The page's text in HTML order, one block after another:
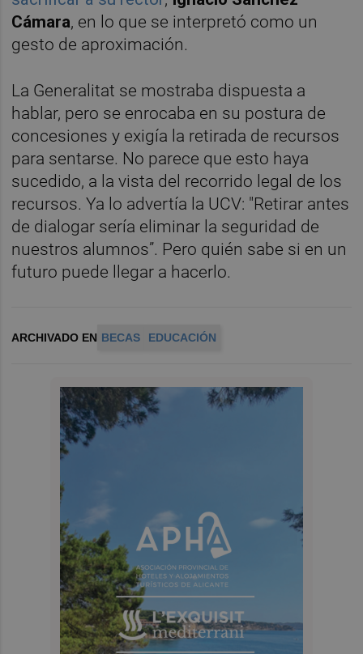
Cámara, en lo que se interpretó como un
gesto de aproximación.
La Generalitat se mostraba dispuesta a
hablar, pero se enrocaba en su postura de
concesiones y exigía la retirada de recursos
para sentarse. No parece que esto haya
sucedido, a la vista del recorrido legal de los
recursos. Ya lo advertía la UCV: "Retirar antes
de dialogar sería eliminar la seguridad de
nuestros alumnos”. Pero quién sabe si en un
futuro puede llegar a hacerlo.
ARCHIVADO EN BECAS EDUCACIÓN